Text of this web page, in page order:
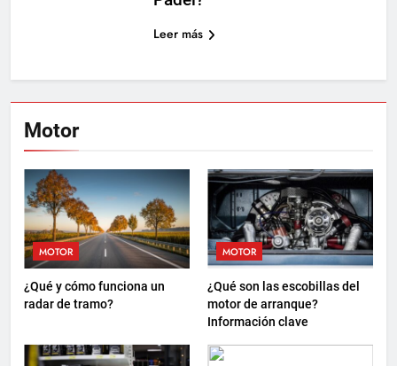
Motor
MOTOR
¿Qué y cómo funciona un
radar de tramo?
MOTOR
¿Qué son las escobillas del
motor de arranque?
Información clave
Leer más